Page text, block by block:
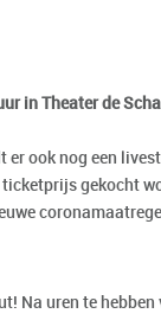
in Theater de
er ook nog een
gekocht
Na uren te